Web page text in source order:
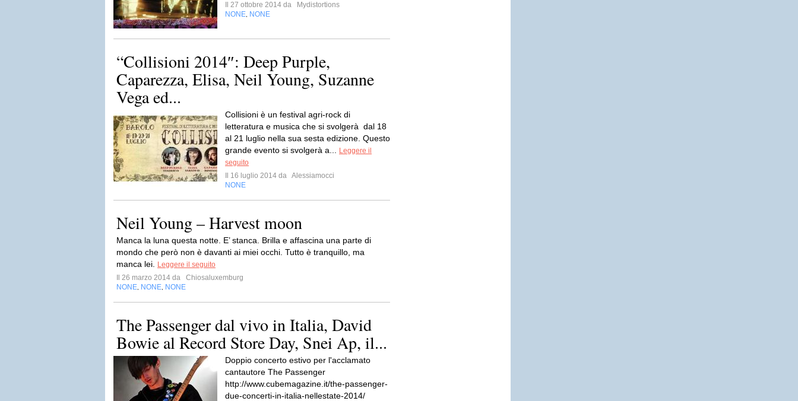
Il 27 ottobre 2014 da
Mydistortions
NONE NONE
“Collisioni 2014″: Deep Purple,
Caparezza, Elisa, Neil Young, Suzanne
Vega ed...
Collisioni è un festival agri-rock di
letteratura e musica che si svolgerà dal 18
al 21 luglio nella sua sesta edizione. Questo
grande evento si svolgerà a...
Leggere il
seguito
Il 16 luglio 2014 da Alessiamocci
NONE
Neil Young – Harvest moon
Manca la luna questa notte. E’ stanca. Brilla e affascina una parte di
mondo che però non è davanti ai miei occhi. Tutto è tranquillo, ma
manca lei.
Leggere il seguito
Il 26 marzo 2014 da
Chiosaluxemburg
NONE NONE NONE
The Passenger dal vivo in Italia, David
Bowie al Record Store Day, Snei Ap, il...
Doppio concerto estivo per l'acclamato
cantautore The Passenger
http://www.cubemagazine.it/the-passenger-
due-concerti-in-italia-nellestate-2014/